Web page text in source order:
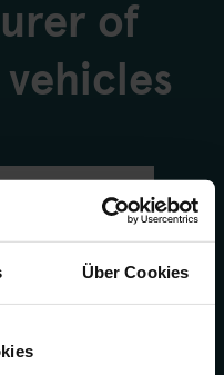
Über Cookies
of